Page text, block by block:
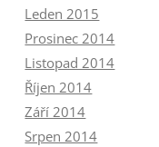
Leden 2015
Prosinec 2014
Listopad 2014
Říjen 2014
Září 2014
Srpen 2014